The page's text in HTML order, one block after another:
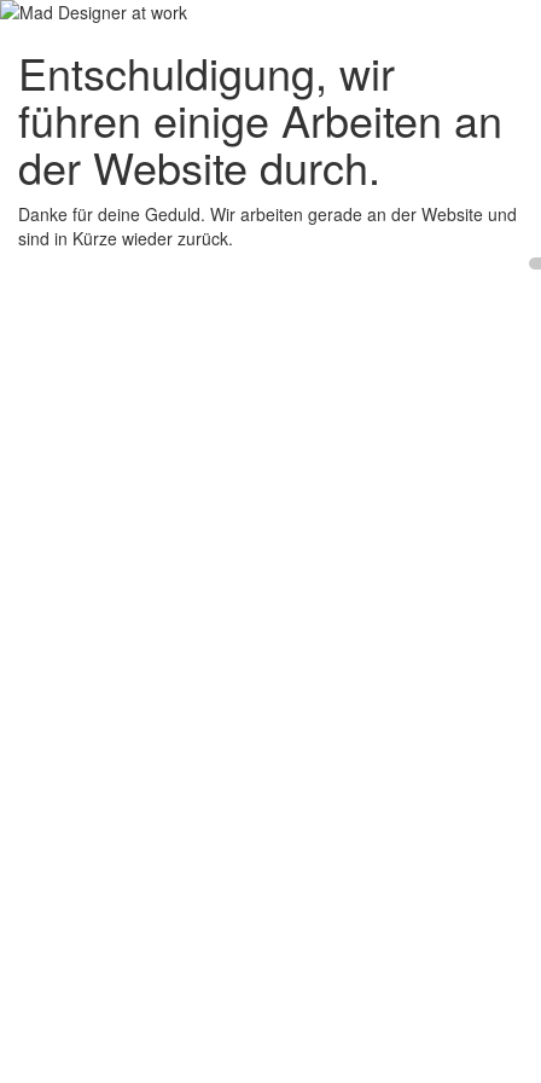
Entschuldigung, wir
führen einige Arbeiten an
der Website durch.
Danke für deine Geduld. Wir arbeiten gerade an der Website und
sind in Kürze wieder zurück.